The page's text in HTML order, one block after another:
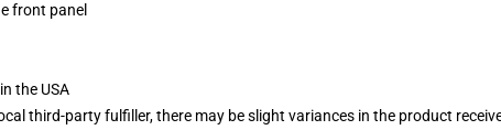
front panel
the USA
third-party fulfiller, there may be slight variances in the product